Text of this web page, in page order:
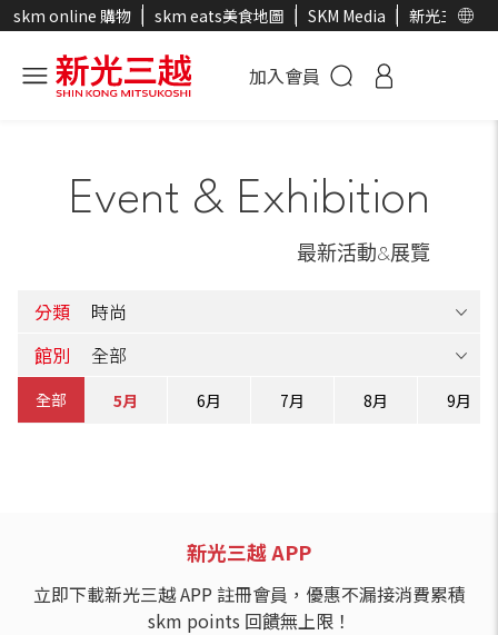
skm online 購物 skm eats美食地圖 SKM Media 新光三越官
加入會員
Event & Exhibition
最新活動&展覽
分類
館別
全部
4月 5月 6月 7月 8月 9月
新光三越 APP
立即下載新光三越 APP 註冊會員，優惠不漏接消費累積
skm points 回饋無上限！